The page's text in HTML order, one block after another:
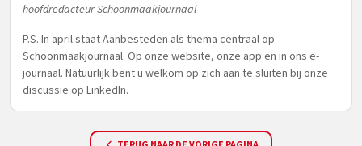
hoofdredacteur Schoonmaakjournaal
P.S. In april staat Aanbesteden als thema centraal op
Schoonmaakjournaal. Op onze website, onze app en in ons e-
journaal. Natuurlijk bent u welkom op zich aan te sluiten bij onze
discussie op LinkedIn.